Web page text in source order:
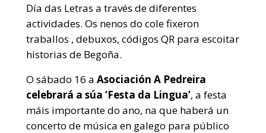
Día das Letras a través de diferentes
actividades. Os nenos do cole fixeron
traballos , debuxos, códigos QR para escoitar
historias de Begoña.
O sábado 16 a Asociación A Pedreira
celebrará a súa ‘Festa da Lingua’, a festa
máis importante do ano, na que haberá un
concerto de música en galego para público